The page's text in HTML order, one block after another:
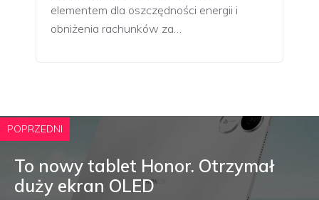
elementem dla oszczędności energii i
obniżenia rachunków za…
POPRZEDNI
To nowy tablet Honor. Otrzymał
duży ekran OLED